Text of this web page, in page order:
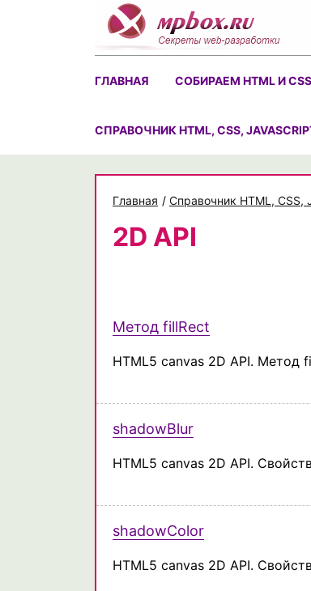
ГЛАВНАЯ СОБИРАЕМ HTML И
CПРАВОЧНИК HTML, CSS,
Главная / Cправочник HTML, CSS,
2D API
Метод fillRect
HTML5 canvas 2D API. Метод
shadowBlur
HTML5 canvas 2D API.
shadowColor
HTML5 canvas 2D API.